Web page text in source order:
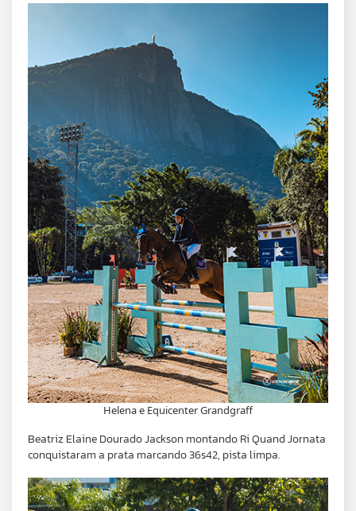
Helena e Equicenter Grandgraff
Beatriz Elaine Dourado Jackson montando Ri Quand Jornata
conquistaram a prata marcando 36s42, pista limpa.